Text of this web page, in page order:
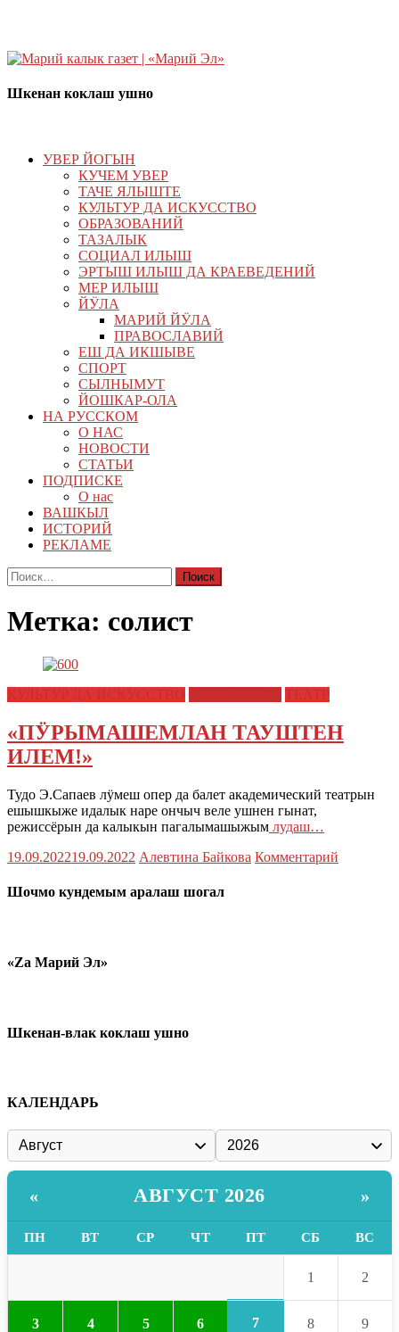
Шкенан коклаш ушно
УВЕР ЙОГЫН
КУЧЕМ УВЕР
ТАЧЕ ЯЛЫШТЕ
КУЛЬТУР ДА ИСКУССТВО
ОБРАЗОВАНИЙ
ТАЗАЛЫК
СОЦИАЛ ИЛЫШ
ЭРТЫШ ИЛЫШ ДА КРАЕВЕДЕНИЙ
МЕР ИЛЫШ
ЙӰЛА
МАРИЙ ЙӰЛА
ПРАВОСЛАВИЙ
ЕШ ДА ИКШЫВЕ
СПОРТ
СЫЛНЫМУТ
ЙОШКАР-ОЛА
НА РУССКОМ
О НАС
НОВОСТИ
СТАТЬИ
ПОДПИСКЕ
О нас
ВАШКЫЛ
ИСТОРИЙ
РЕКЛАМЕ
Найти:
Метка: солист
«ПӰРЫМАШЕМЛАН ТАУШТЕН
ИЛЕМ!»
Тудо Э.Сапаев лӱмеш опер да балет академический театрын
ешышкыже идалык наре ончыч веле ушнен гынат,
режиссёрын да калыкын пагалымашыжым лудаш…
19.09.202219.09.2022 Алевтина Байкова Комментарий
Шочмо кундемым аралаш шогал
«Zа Марий Эл»
Шкенан-влак коклаш ушно
КАЛЕНДАРЬ
« АВГУСТ 2026 »
ПН ВТ СР ЧТ ПТ СБ ВС
1 2
3 4 5 6 7 8 9